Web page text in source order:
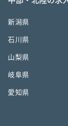
新潟県
石川県
山梨県
岐阜県
愛知県